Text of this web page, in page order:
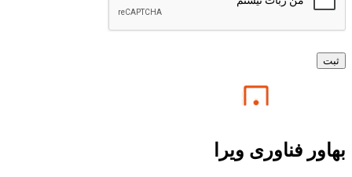
بهاور فناوری ویرا